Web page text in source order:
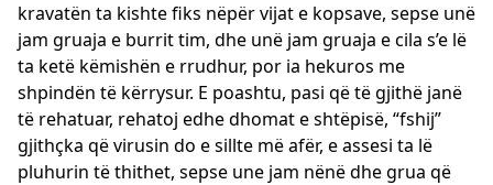
kravatën ta kishte fiks nëpër vijat e kopsave, sepse unë
jam gruaja e burrit tim, dhe unë jam gruaja e cila s’e lë
ta ketë këmishën e rrudhur, por ia hekuros me
shpindën të kërrysur. E poashtu, pasi që të gjithë janë
të rehatuar, rehatoj edhe dhomat e shtëpisë, “fshij”
gjithçka që virusin do e sillte më afër, e assesi ta lë
pluhurin të thithet, sepse une jam nënë dhe grua që